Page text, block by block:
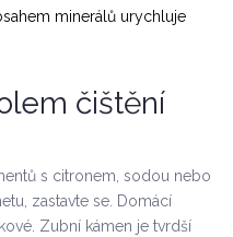
minerálů urychluje
čištění
s citronem, sodou nebo
zastavte se. Domácí
Zubní kámen je tvrdší